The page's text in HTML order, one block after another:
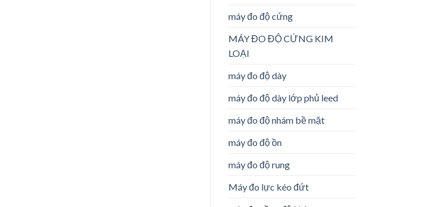
máy đo độ cứng
MÁY ĐO ĐỘ CỨNG KIM
LOẠI
máy đo độ dày
máy đo độ dày lớp phủ leed
máy đo độ nhám bề mặt
máy đo độ ồn
máy đo độ rung
Máy đo lực kéo đứt